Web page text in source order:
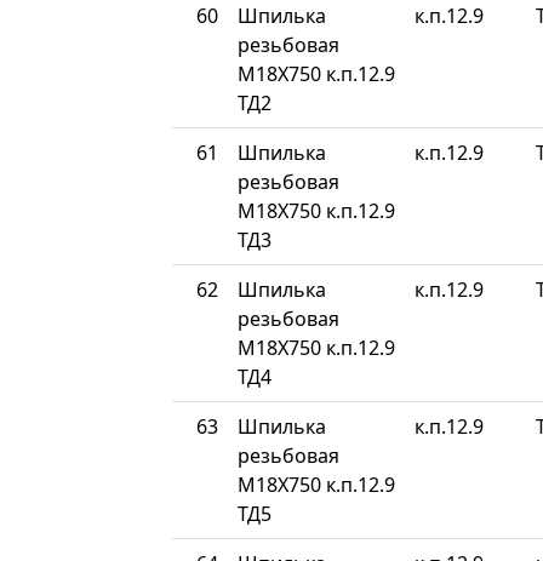
60
Шпилька
резьбовая
М18Х750 к.п.12.9
ТД2
к.п.12.9
61
Шпилька
резьбовая
М18Х750 к.п.12.9
ТД3
к.п.12.9
62
Шпилька
резьбовая
М18Х750 к.п.12.9
ТД4
к.п.12.9
63
Шпилька
резьбовая
М18Х750 к.п.12.9
ТД5
к.п.12.9